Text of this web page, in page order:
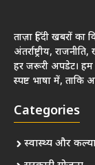
ताज़ा हिंदी खबरों का
अंतर्राष्ट्रीय,
हर जरूरी अपडेट।
स्पष्ट भाषा में,
Categories
स्वास्थ्य और